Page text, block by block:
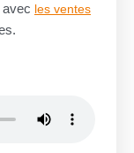
les ventes